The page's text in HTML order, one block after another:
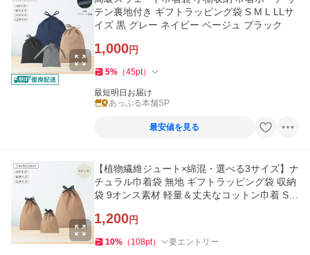
テン裏地付き ギフトラッピング袋 S M L LLサ
イズ 黒 グレー ネイビー ベージュ ブラック
1,000円
5% （45pt）
最短明日お届け
あっぷる本舗SP
最安値を見る
【植物繊維ジュート×綿混・選べる3サイズ】ナ
チュラル巾着袋 無地 ギフトラッピング袋 収納
袋 9オンス素材 軽量＆丈夫なコットン巾着 S
1,200円
10% （ 108pt） 要エントリー